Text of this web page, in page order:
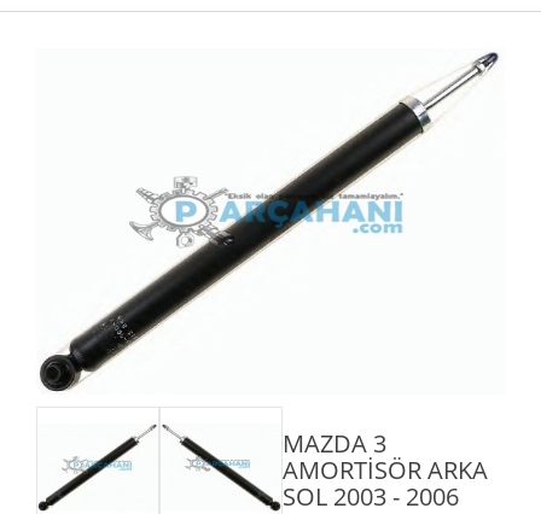
MAZDA 3
AMORTİSÖR ARKA
SOL 2003 - 2006